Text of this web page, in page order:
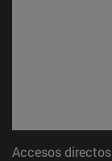
Accesos directos